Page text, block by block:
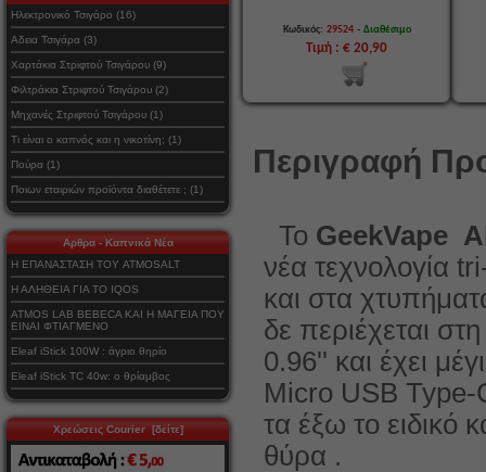
Ηλεκτρονικό Τσιγάρο (16)
Αδεια Τσιγάρα (3)
Χαρτάκια Στριφτού Τσιγάρου (9)
Φιλτράκια Στριφτού Τσιγάρου (2)
Μηχανές Στριφτού Τσιγάρου (1)
Τι είναι ο καπνός και η νικοτίνη; (1)
Πούρα (1)
Ποιων εταιριών προϊόντα διαθέτετε ; (1)
Αρθρα - Καπνικά Νέα
Η ΕΠΑΝΑΣΤΑΣΗ ΤΟΥ ATMOSALT
Η ΑΛΗΘΕΙΑ ΓΙΑ ΤΟ IQOS
ATMOS LAB BEBECA ΚΑΙ Η ΜΑΓΕΙΑ ΠΟΥ
ΕΙΝΑΙ ΦΤΙΑΓΜΕΝΟ
Eleaf iStick 100W : άγριο θηρίο
Eleaf iStick TC 40w: ο θρίαμβος
Χρεώσεις Courier [δείτε]
Κωδικός: 29524- Διαθέσιμο
Τιμή : € 20,90
Περιγραφή
Το GeekVape
νέα τεχνολογία
και στα
δε περιέχεται
0.96'' και έχει
Micro USB
τα έξω το ειδικό
θύρα .